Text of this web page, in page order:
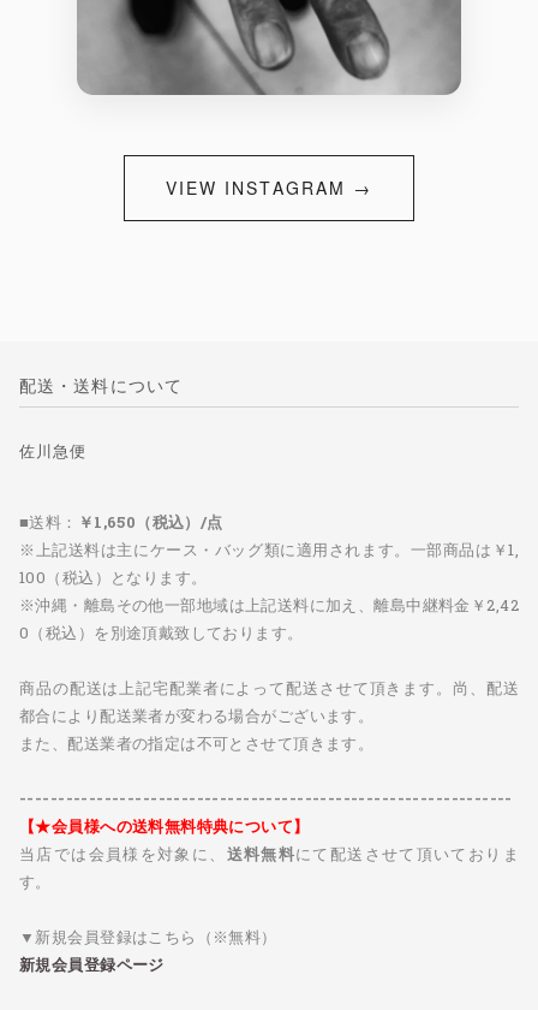
VIEW INSTAGRAM →
配送・送料について
佐川急便
■送料： ￥1,650（税込）/点
※上記送料は主にケース・バッグ類に適用されます。一部商品は￥1,
100（税込）となります。
※沖縄・離島その他一部地域は上記送料に加え、離島中継料金￥2,42
0（税込）を別途頂戴致しております。
商品の配送は上記宅配業者によって配送させて頂きます。尚、配送
都合により配送業者が変わる場合がございます。
また、配送業者の指定は不可とさせて頂きます。
----------------------------------------------------------------
【★会員様への送料無料特典について】
当店では会員様を対象に、 送料無料にて配送させて頂いておりま
す。
▼新規会員登録はこちら（※無料）
新規会員登録ページ